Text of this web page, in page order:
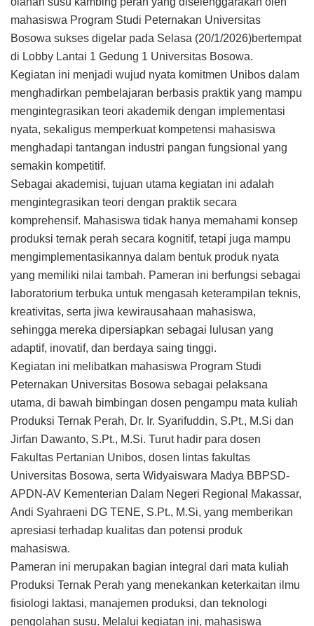
mahasiswa Program Studi Peternakan Universitas
Bosowa sukses digelar pada Selasa (20/1/2026)bertempat
di Lobby Lantai 1 Gedung 1 Universitas Bosowa.
Kegiatan ini menjadi wujud nyata komitmen Unibos dalam
menghadirkan pembelajaran berbasis praktik yang mampu
mengintegrasikan teori akademik dengan implementasi
nyata, sekaligus memperkuat kompetensi mahasiswa
menghadapi tantangan industri pangan fungsional yang
semakin kompetitif.
Sebagai akademisi, tujuan utama kegiatan ini adalah
mengintegrasikan teori dengan praktik secara
komprehensif. Mahasiswa tidak hanya memahami konsep
produksi ternak perah secara kognitif, tetapi juga mampu
mengimplementasikannya dalam bentuk produk nyata
yang memiliki nilai tambah. Pameran ini berfungsi sebagai
laboratorium terbuka untuk mengasah keterampilan teknis,
kreativitas, serta jiwa kewirausahaan mahasiswa,
sehingga mereka dipersiapkan sebagai lulusan yang
adaptif, inovatif, dan berdaya saing tinggi.
Kegiatan ini melibatkan mahasiswa Program Studi
Peternakan Universitas Bosowa sebagai pelaksana
utama, di bawah bimbingan dosen pengampu mata kuliah
Produksi Ternak Perah, Dr. Ir. Syarifuddin, S.Pt., M.Si dan
Jirfan Dawanto, S.Pt., M.Si. Turut hadir para dosen
Fakultas Pertanian Unibos, dosen lintas fakultas
Universitas Bosowa, serta Widyaiswara Madya BBPSD-
APDN-AV Kementerian Dalam Negeri Regional Makassar,
Andi Syahraeni DG TENE, S.Pt., M.Si, yang memberikan
apresiasi terhadap kualitas dan potensi produk
mahasiswa.
Pameran ini merupakan bagian integral dari mata kuliah
Produksi Ternak Perah yang menekankan keterkaitan ilmu
fisiologi laktasi, manajemen produksi, dan teknologi
pengolahan susu. Melalui kegiatan ini, mahasiswa